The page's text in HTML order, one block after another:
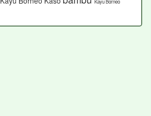
Kayu Borneo